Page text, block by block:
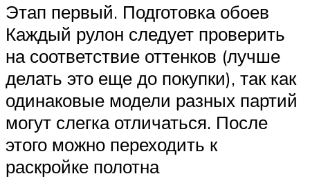
Этап первый. Подготовка обоев
Каждый рулон следует проверить
на соответствие оттенков (лучше
делать это еще до покупки), так как
одинаковые модели разных партий
могут слегка отличаться. После
этого можно переходить к
раскройке полотна